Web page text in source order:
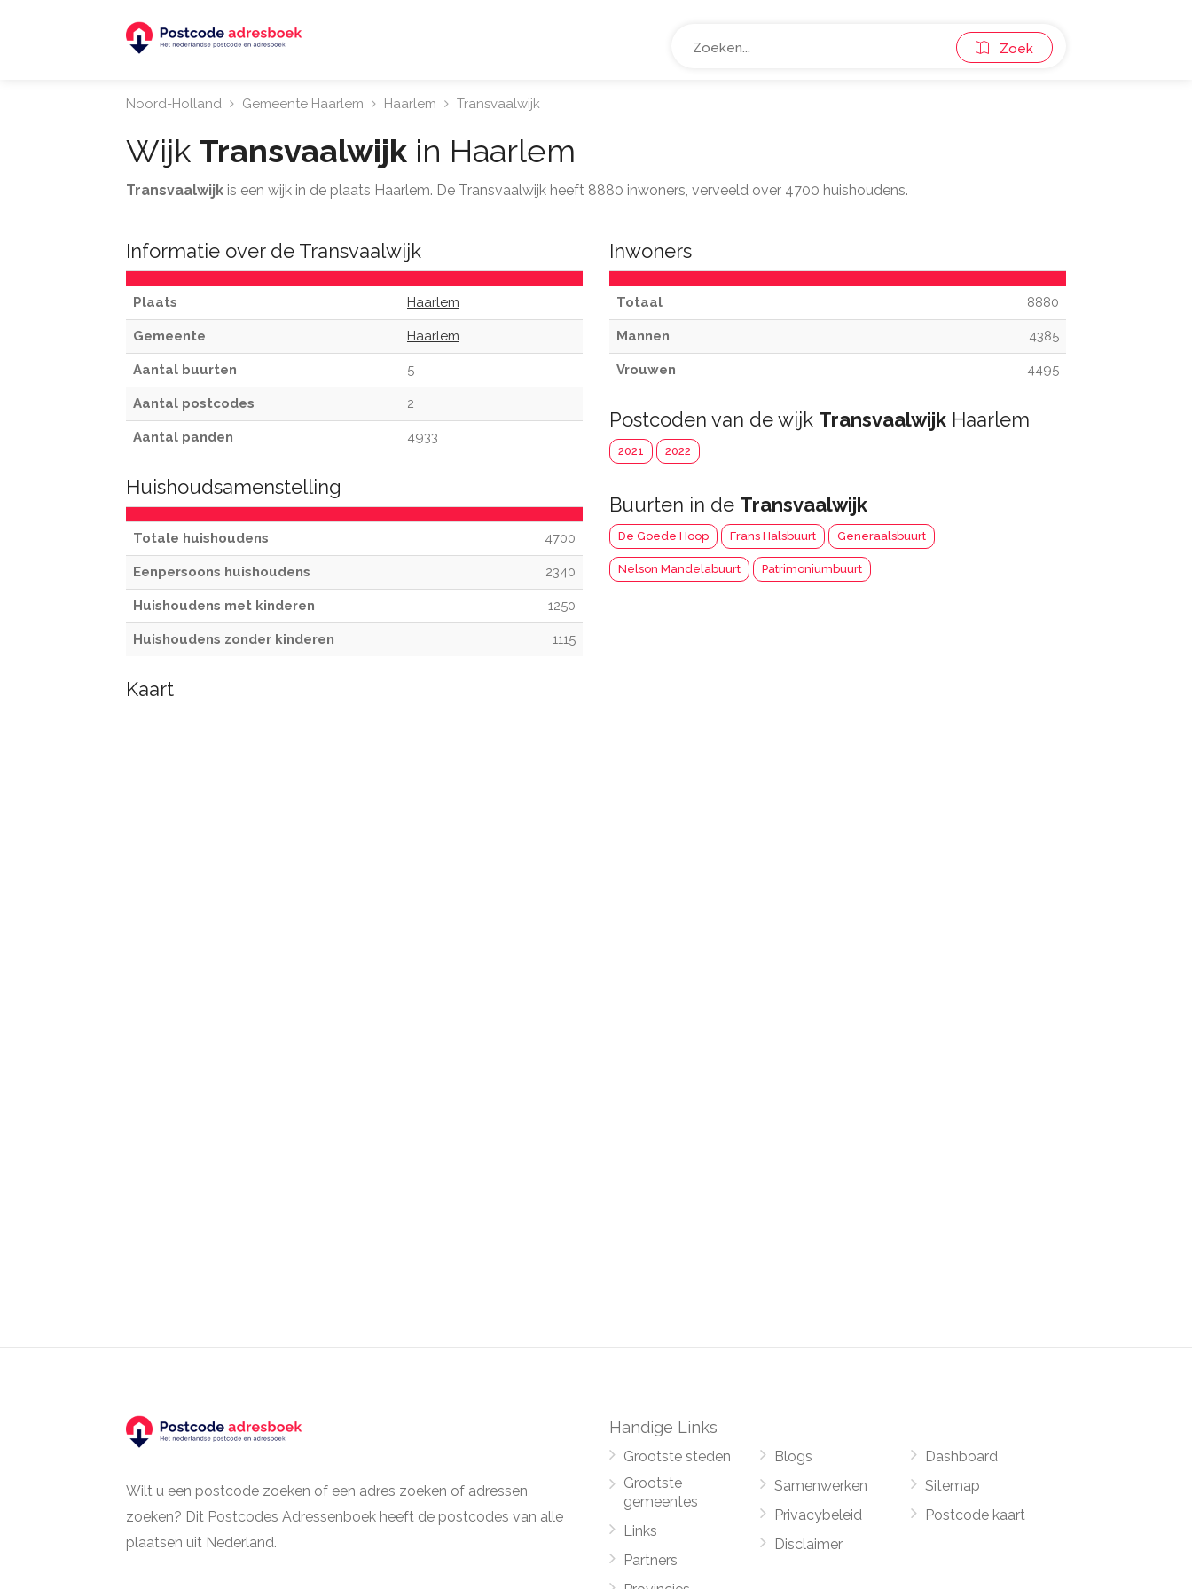
Zoek
Noord-Holland Gemeente Haarlem Haarlem Transvaalwijk
Wijk Transvaalwijk in Haarlem
Transvaalwijk is een wijk in de plaats Haarlem. De Transvaalwijk heeft 8880 inwoners, verveeld over 4700 huishoudens.
Informatie over de Transvaalwijk
Plaats Haarlem
Gemeente Haarlem
Aantal buurten 5
Aantal postcodes 2
Aantal panden 4933
Huishoudsamenstelling
Totale huishoudens 4700
Eenpersoons huishoudens 2340
Huishoudens met kinderen 1250
Huishoudens zonder kinderen 1115
Kaart
Inwoners
Totaal 8880
Mannen 4385
Vrouwen 4495
Postcoden van de wijk Transvaalwijk Haarlem
2021 2022
Buurten in de Transvaalwijk
De Goede Hoop Frans Halsbuurt Generaalsbuurt
Nelson Mandelabuurt Patrimoniumbuurt
Wilt u een postcode zoeken of een adres zoeken of adressen
zoeken? Dit Postcodes Adressenboek heeft de postcodes van alle
plaatsen uit Nederland.
Handige Links
Grootste steden
Grootste
gemeentes
Links
Partners
Blogs
Samenwerken
Privacybeleid
Disclaimer
Dashboard
Sitemap
Postcode kaart